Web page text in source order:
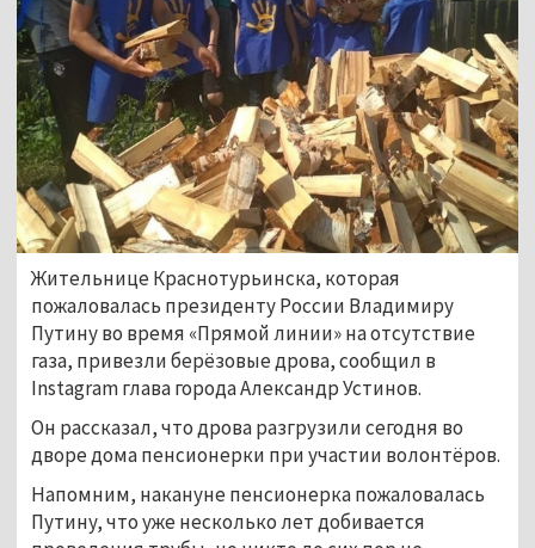
Жительнице Краснотурьинска, которая
пожаловалась президенту России Владимиру
Путину во время «Прямой линии» на отсутствие
газа, привезли берёзовые дрова, сообщил в
Instagram глава города Александр Устинов.
Он рассказал, что дрова разгрузили сегодня во
дворе дома пенсионерки при участии волонтёров.
Напомним, накануне пенсионерка пожаловалась
Путину, что уже несколько лет добивается